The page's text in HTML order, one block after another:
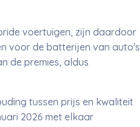
voertuigen, zijn daardoor
voor de batterijen van auto's
de premies, aldus
tussen prijs en kwaliteit
2026 met elkaar